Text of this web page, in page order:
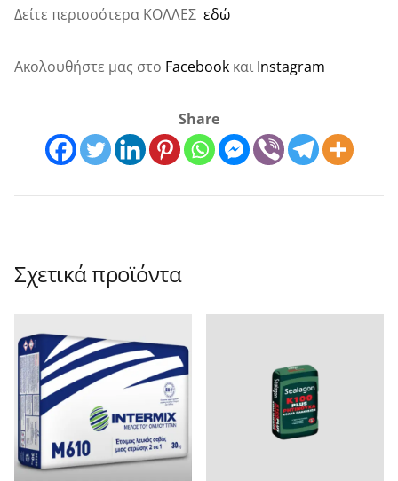
Δείτε περισσότερα ΚΟΛΛΕΣ εδώ
Ακολουθήστε μας στο Facebook και Instagram
Share
Σχετικά προϊόντα